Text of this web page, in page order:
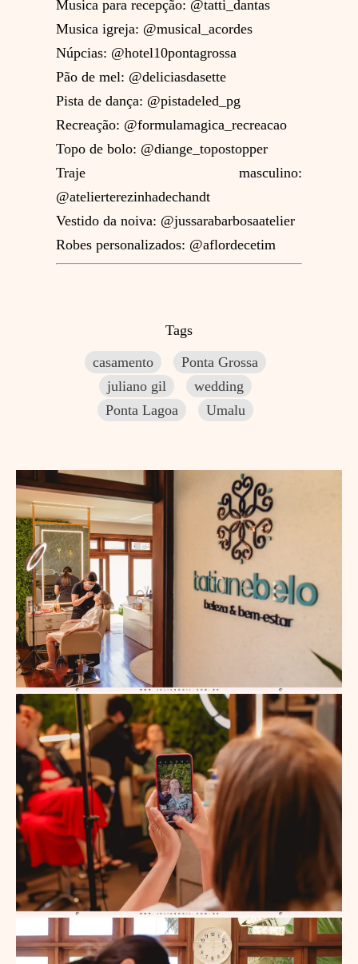
Musica para recepção: @tatti_dantas
Musica igreja: @musical_acordes
Núpcias: @hotel10pontagrossa
Pão de mel: @deliciasdasette
Pista de dança: @pistadeled_pg
Recreação: @formulamagica_recreacao
Topo de bolo: @diange_topostopper
Traje masculino:
@atelierterezinhadechandt
Vestido da noiva: @jussarabarbosaatelier
Robes personalizados: @aflordecetim
Tags
casamento
Ponta Grossa
juliano gil
wedding
Ponta Lagoa
Umalu